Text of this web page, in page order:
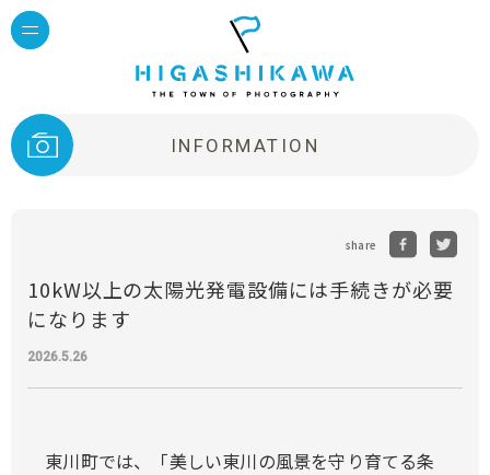
INFORMATION
share
10kW以上の太陽光発電設備には手続きが必要
になります
2026.5.26
東川町では、「美しい東川の風景を守り育てる条